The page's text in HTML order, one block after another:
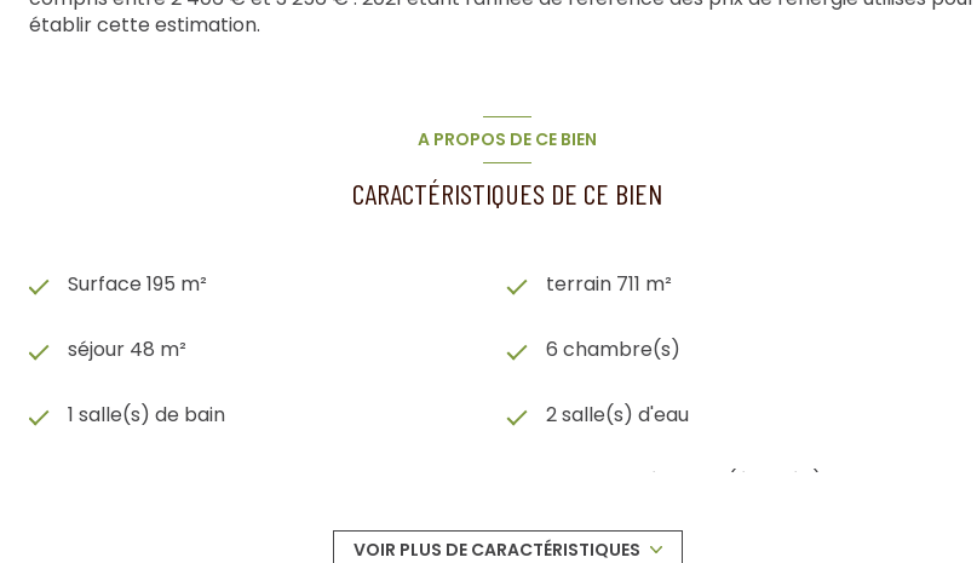
établir cette estimation.
A PROPOS DE CE BIEN
CARACTÉRISTIQUES DE CE BIEN
Surface 195 m² terrain 711 m²
séjour 48 m² 6 chambre(s)
1 salle(s) de bain 2 salle(s) d'eau
cuisine américaine (équipée)
exposition Sud-Ouest
VOIR PLUS DE CARACTÉRISTIQUES